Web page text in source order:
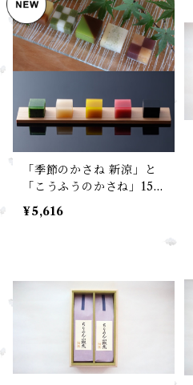
「季節のかさね 新涼」と
「こうふうのかさね」15
個 詰め合わせ 桐箱入り
¥5,616